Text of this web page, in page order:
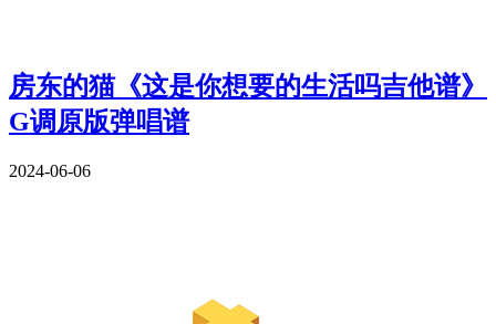
房东的猫《这是你想要的生活吗吉他谱》
G调原版弹唱谱
2024-06-06